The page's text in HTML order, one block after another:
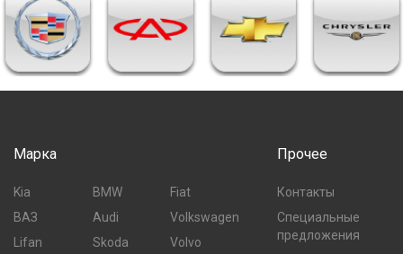
Марка
Kia
ВАЗ
Lifan
BMW
Audi
Skoda
Fiat
Volkswagen
Volvo
Прочее
Контакты
Специальные
предложения